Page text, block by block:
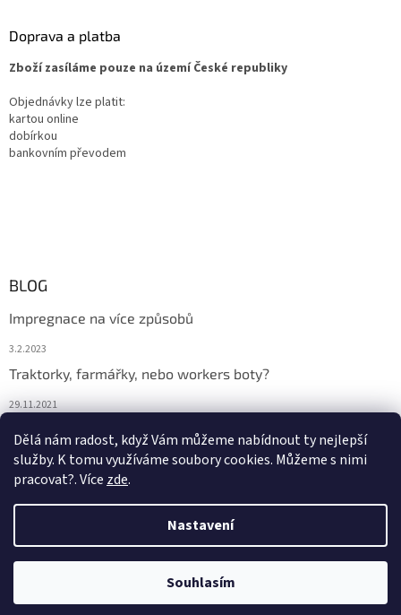
Dělá nám radost, když Vám můžeme nabídnout ty nejlepší
služby. K tomu využíváme soubory cookies. Můžeme s nimi
pracovat?. Více zde.
Nastavení
Souhlasím
Doprava a platba
Zboží zasíláme pouze na území České republiky
Objednávky lze platit:
kartou online
dobírkou
bankovním převodem
BLOG
Impregnace na více způsobů
3.2.2023
Traktorky, farmářky, nebo workers boty?
29.11.2021
29.11.2021
Vytvořil Shoptet
DONA BOTA. Všechna práva vyhrazena.